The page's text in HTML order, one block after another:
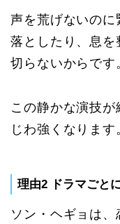
声を荒げないの
落としたり、息を
切らないからです
この静かな演技
じわ強くなります
理由2 ドラマごと
ソン・ヘギョは